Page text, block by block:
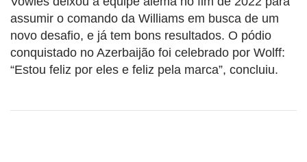
assumir o comando da Williams em busca de um
novo desafio, e já tem bons resultados. O pódio
conquistado no Azerbaijão foi celebrado por Wolff:
“Estou feliz por eles e feliz pela marca”, concluiu.